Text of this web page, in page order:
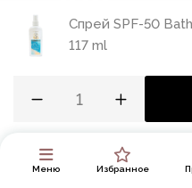
Меню Избранное
Крем для рук Bath & Body
Works Japanese Cherry
Спрей SPF-50
117 ml